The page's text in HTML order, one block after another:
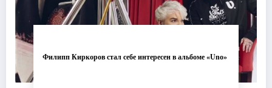
Филипп Киркоров стал себе интересен в альбоме «Uno»